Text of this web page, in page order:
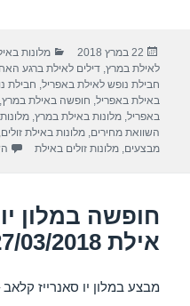
e
b
o
o
s
A
p
p
פורסם
בתאריך
22 במרץ 2018 קטגוריות
מלונות
לאילת במרץ,דילים לאילת ברגע
חבילת נופש לאילת באפריל, חבילת
באילת באפריל, חופשה באילת במרץ,
באפריל,מלונות באילת במרץ,
השוואת מחירים,מלונות באילת זולים
מבצעים,מלונות זולים באילת
חופשה במלון
אילת 27/03/2018
מבצע במלון יו סאנרייז